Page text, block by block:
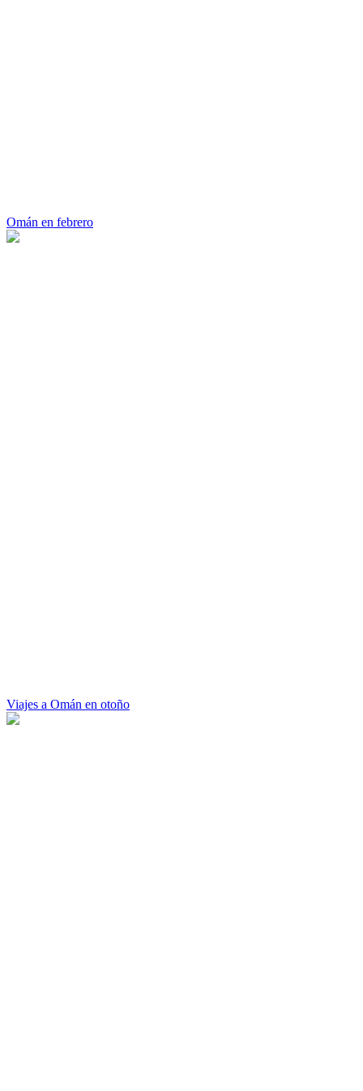
Omán en febrero
Viajes a Omán en otoño